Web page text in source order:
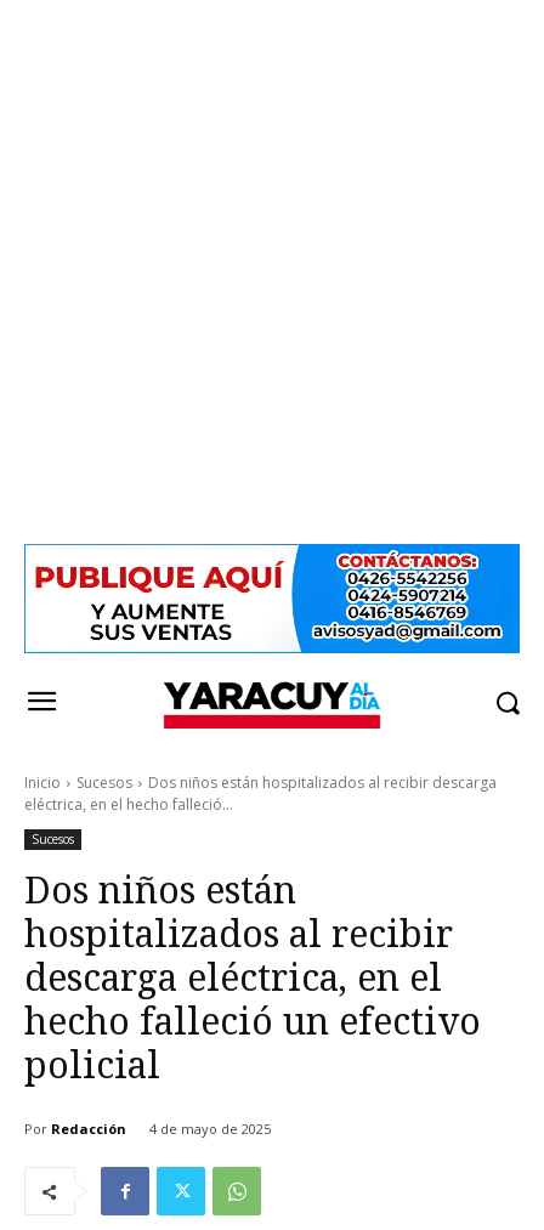
Inicio Sucesos
Dos niños están hospitalizados al recibir descarga
eléctrica, en el hecho falleció...
Sucesos
Dos niños están
hospitalizados al recibir
descarga eléctrica, en el
hecho falleció un efectivo
policial
Por Redacción 4 de mayo de 2025